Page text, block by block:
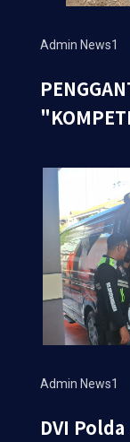
Admin News1
Admin News1
DVI